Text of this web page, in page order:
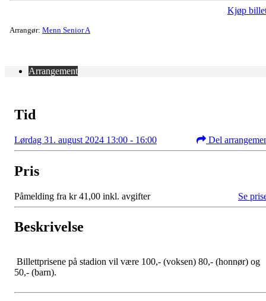
Arrangør: Menn Senior A
Kjøp
Arrangement
Tid
Lørdag 31. august 2024 13:00 - 16:00 Del
Pris
Påmelding fra kr 41,00 inkl. avgifter Se
Beskrivelse
Billettprisene på stadion vil være 100,- (voksen) 80,- (honnør) og
50,- (barn).